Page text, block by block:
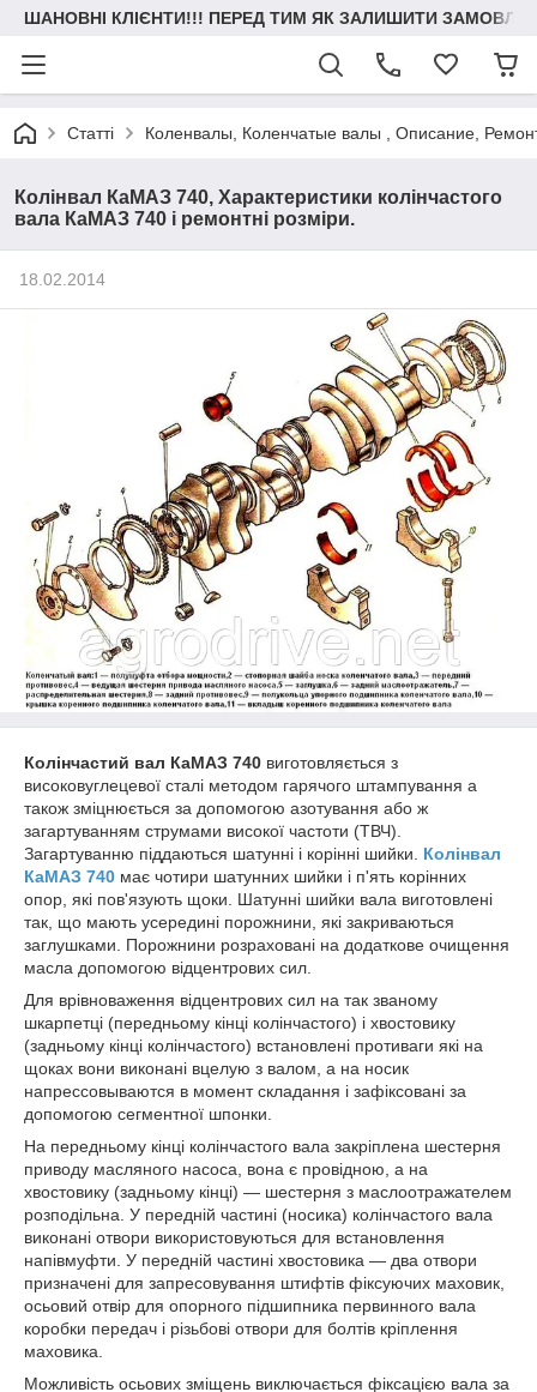
ШАНОВНІ КЛІЄНТИ!!! ПЕРЕД ТИМ ЯК ЗАЛИШИТИ
Статті Коленвалы, Коленчатые валы , Описание,
Колінвал КаМАЗ 740, Характеристики колінчастого
вала КаМАЗ 740 і ремонтні розміри.
18.02.2014
Колінчастий вал КаМАЗ 740 виготовляється з
високовуглецевої сталі методом гарячого штампування а
також зміцнюється за допомогою азотування або ж
загартуванням струмами високої частоти (ТВЧ).
Загартуванню піддаються шатунні і корінні шийки. Колінвал
КаМАЗ 740 має чотири шатунних шийки і п'ять корінних
опор, які пов'язують щоки. Шатунні шийки вала виготовлені
так, що мають усередині порожнини, які закриваються
заглушками. Порожнини розраховані на додаткове очищення
масла допомогою відцентрових сил.
Для врівноваження відцентрових сил на так званому
шкарпетці (передньому кінці колінчастого) і хвостовику
(задньому кінці колінчастого) встановлені противаги які на
щоках вони виконані вцелую з валом, а на носик
напрессовываются в момент складання і зафіксовані за
допомогою сегментної шпонки.
На передньому кінці колінчастого вала закріплена шестерня
приводу масляного насоса, вона є провідною, а на
хвостовику (задньому кінці) — шестерня з маслоотражателем
розподільна. У передній частині (носика) колінчастого вала
виконані отвори використовуються для встановлення
напівмуфти. У передній частині хвостовика — два отвори
призначені для запресовування штифтів фіксуючих маховик,
осьовий отвір для опорного підшипника первинного вала
коробки передач і різьбові отвори для болтів кріплення
маховика.
Можливість осьових зміщень виключається фіксацією вала за